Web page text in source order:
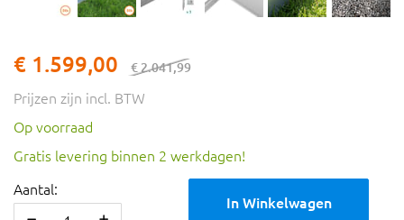
€ 1.599,00 € 2.041,99
Prijzen zijn incl. BTW
Op voorraad
Gratis levering binnen 2 werkdagen!
Aantal:
In Winkelwagen